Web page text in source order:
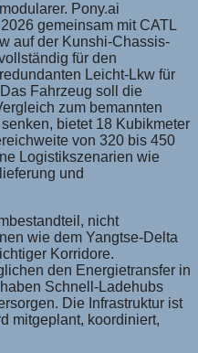
Pony.ai
gemeinsam mit CATL
auf der Kunshi-Chassis-
für den
Leicht-Lkw für
Fahrzeug soll die
zum bemannten
bietet 18 Kubikmeter
von 320 bis 450
Logistikszenarien wie
und
nicht
wie dem Yangtse-Delta
Korridore.
den Energietransfer in
Schnell-Ladehubs
Die Infrastruktur ist
mitgeplant, koordiniert,